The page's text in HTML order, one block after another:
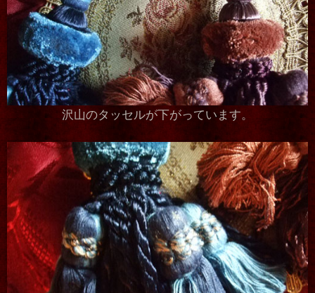
沢山のタッセルが下がっています。